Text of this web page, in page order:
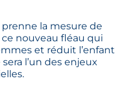
la mesure de
nouveau fléau qui
et réduit l’enfant
l’un des enjeux